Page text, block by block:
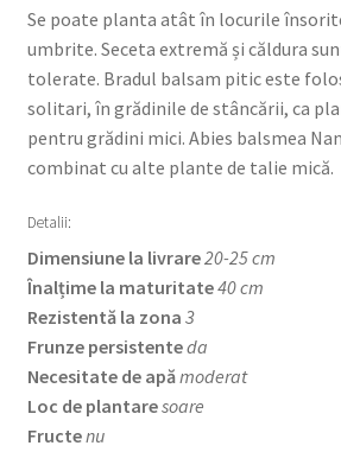
Se poate planta atât în locurile
umbrite. Seceta extremă și căldura
tolerate. Bradul balsam pitic este
solitari, în grădinile de stâncării, ca
pentru grădini mici. Abies balsmea
combinat cu alte plante de talie mică.
Detalii:
Dimensiune la livrare20-25 cm
Înalțime la maturitate40 cm
Rezistentă la zona 3
Frunze persistenteda
Necesitate de apămoderat
Loc de plantaresoare
Fructenu